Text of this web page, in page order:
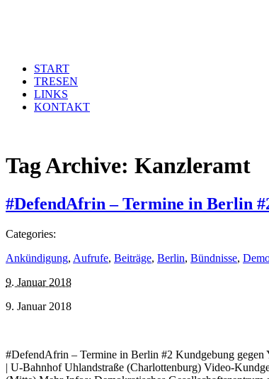
START
TRESEN
LINKS
KONTAKT
Tag Archive: Kanzleramt
#DefendAfrin – Termine in Berlin
Categories:
Ankündigung, Aufrufe, Beiträge, Berlin, Bündnisse,
9. Januar 2018
9. Januar 2018
#DefendAfrin – Termine in Berlin #2 Kundgebung gegen
| U-Bahnhof Uhlandstraße (Charlottenburg) Video-